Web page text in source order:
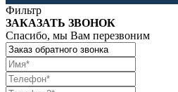
Фильтр
ЗАКАЗАТЬ ЗВОНОК
Спасибо, мы Вам перезвоним